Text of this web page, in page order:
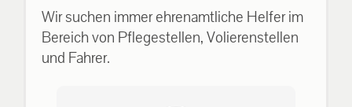
Wir suchen immer ehrenamtliche Helfer im
Bereich von Pflegestellen, Volierenstellen
und Fahrer.